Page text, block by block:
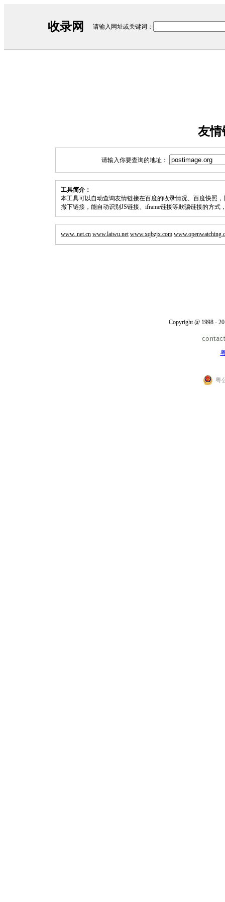
收录网 请输入网址或关键词：
友情
请输入你要查询的地址：
工具简介：
本工具可以自动查询友情链接在百度的收录情况、百度快照
撤下链接，能自动识别JS链接、iframe链接等欺骗链接的方式
www..net.cn www.laiwu.net www.xqbzjx.com
Copyright @ 1998 -
粤